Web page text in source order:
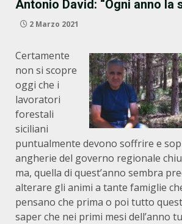
Antonio David: “Ogni anno la
2 Marzo 2021
Certamente
non si scopre
oggi che i
lavoratori
forestali
siciliani
puntualmente devono soffrire e
angherie del governo regionale
ma, quella di quest’anno sembra
alterare gli animi a tante famiglie
pensano che prima o poi tutto
saper che nei primi mesi dell’anno